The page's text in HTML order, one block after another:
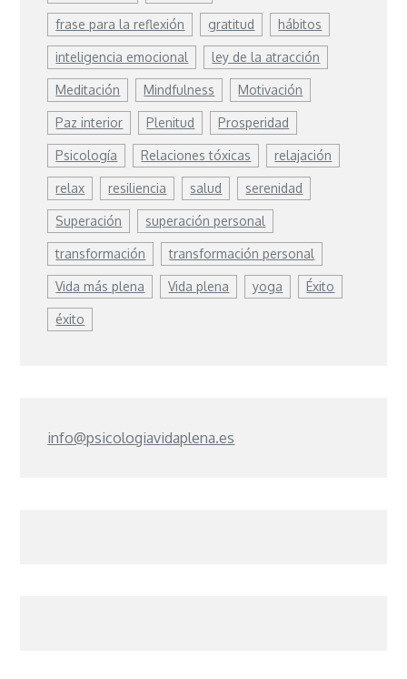
frase para la reflexión gratitud hábitos
inteligencia emocional ley de la atracción
Meditación Mindfulness Motivación
Paz interior Plenitud Prosperidad
Psicología Relaciones tóxicas relajación
relax resiliencia salud serenidad
Superación superación personal
transformación transformación personal
Vida más plena Vida plena yoga Éxito
éxito
info@psicologiavidaplena.es